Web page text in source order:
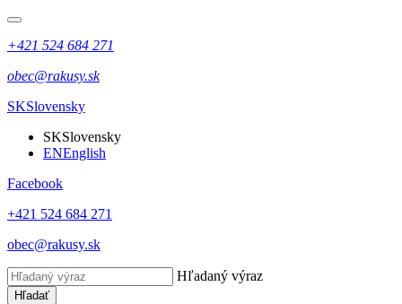
+421 524 684 271
obec@rakusy.sk
SKSlovensky
SKSlovensky
ENEnglish
Facebook
+421 524 684 271
obec@rakusy.sk
Hľadaný výraz
Hľadať